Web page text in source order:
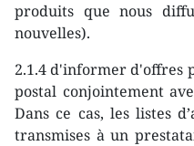
produits que nous
nouvelles).
2.1.4 d'informer d'offres
postal conjointement
Dans ce cas, les listes
transmises à un